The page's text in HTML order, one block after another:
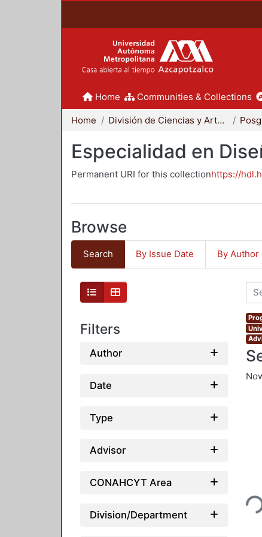
Home Communities & Collections
Home División de Ciencias y Artes para el Diseño
Especialidad en
Permanent URI for this collectionhttps://
Browse
Search By Issue Date By Author
Filters
Author
Date
Type
Advisor
CONAHCYT Area
Division/Department
Loading...